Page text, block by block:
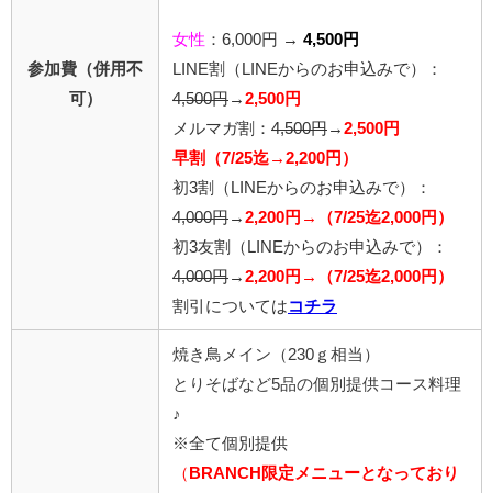
参加費（併用不
可）
女性 ：6,000円 → 4,500円
LINE割
（LINEからのお申込みで）
：
4,500円 → 2,500円
メルマガ割： 4,500円 → 2,500円
早割（7/25迄→2,200円）
初3割
（LINEからのお申込みで）
：
4,000円 → 2,200円→（7/25迄2,000円）
初3友割
（LINEからのお申込みで）
：
4,000円 → 2,200円→（7/25迄2,000円）
割引については コチラ
焼き鳥メイン（230ｇ相当）
とりそばなど5品の個別提供コース料理
♪
※全て個別提供
（ BRANCH限定メニューとなっており